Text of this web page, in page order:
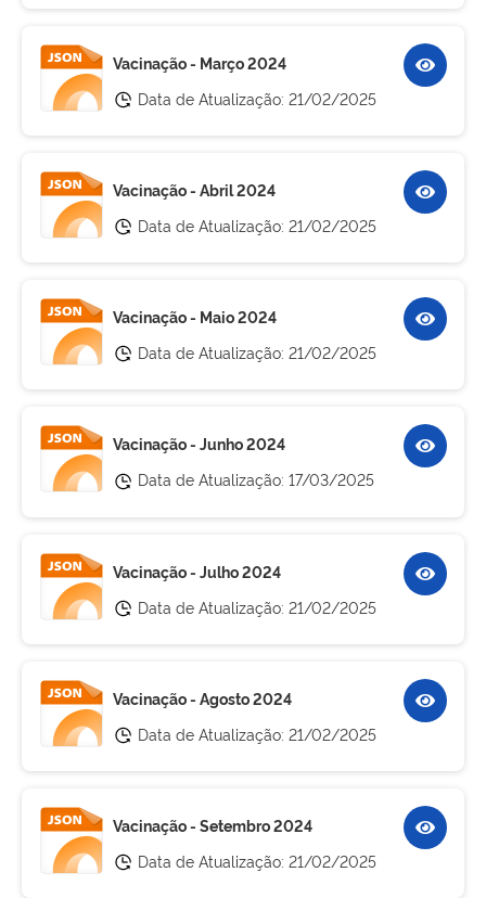
Vacinação - Março 2024
Data de Atualização: 21/02/2025
Vacinação - Abril 2024
Data de Atualização: 21/02/2025
Vacinação - Maio 2024
Data de Atualização: 21/02/2025
Vacinação - Junho 2024
Data de Atualização: 17/03/2025
Vacinação - Julho 2024
Data de Atualização: 21/02/2025
Vacinação - Agosto 2024
Data de Atualização: 21/02/2025
Vacinação - Setembro 2024
Data de Atualização: 21/02/2025